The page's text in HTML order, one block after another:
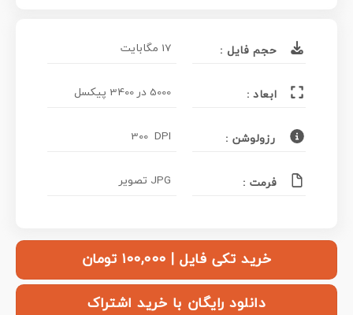
حجم فایل : 17 مگابایت
ابعاد : 5000 در 3400 پیکسل
رزولوشن : 300 DPI
فرمت : JPG تصویر
خرید تکی فایل | ۱۰۰,۰۰۰ تومان
دانلود رایگان با خرید اشتراک